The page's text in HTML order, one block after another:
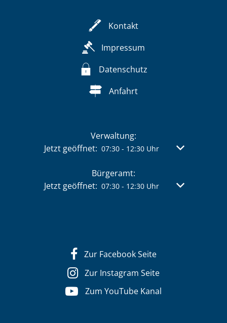
Kontakt
Impressum
Datenschutz
Anfahrt
Verwaltung:
Klicken, um weitere Öffnungs- oder
Jetzt geöffnet: 07:30- 12:30Uhr Von 07:30
Bürgeramt:
Klicken, um weitere Öffnungs- oder
Jetzt geöffnet: 07:30- 12:30Uhr Von 07:30
Zur Facebook Seite
Zur Instagram Seite
Zum YouTube Kanal